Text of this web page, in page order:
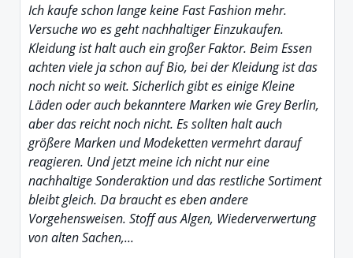
Ich kaufe schon lange keine Fast Fashion mehr.
Versuche wo es geht nachhaltiger Einzukaufen.
Kleidung ist halt auch ein großer Faktor. Beim Essen
achten viele ja schon auf Bio, bei der Kleidung ist das
noch nicht so weit. Sicherlich gibt es einige Kleine
Läden oder auch bekanntere Marken wie Grey Berlin,
aber das reicht noch nicht. Es sollten halt auch
größere Marken und Modeketten vermehrt darauf
reagieren. Und jetzt meine ich nicht nur eine
nachhaltige Sonderaktion und das restliche Sortiment
bleibt gleich. Da braucht es eben andere
Vorgehensweisen. Stoff aus Algen, Wiederverwertung
von alten Sachen,...